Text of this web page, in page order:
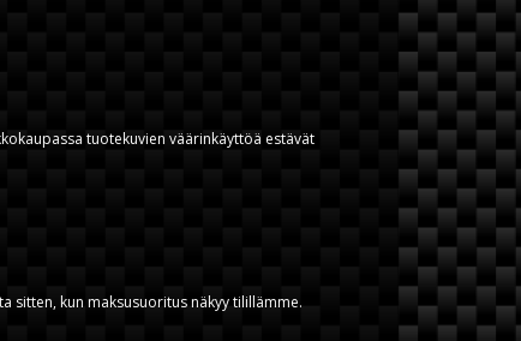
tuotekuvien väärinkäyttöä estävät
sitten, kun maksusuoritus näkyy tilillämme.